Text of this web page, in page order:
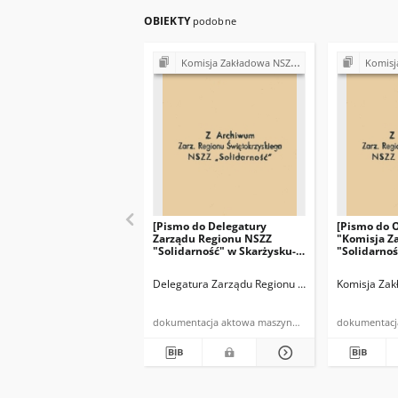
OBIEKTY podobne
Komisja Zakładowa NSZZ "Solidarność" przy Rejonowym Przedsiębiorstwie Gospodarki Mieszkaniowej w Skarżysku-Kamiennej
[Pismo do Delegatury
Zarządu Regionu NSZZ
"Solidarność" w Skarżysku-
L.dz.102/81 Komisja
Rejonowym
Gospodarki Mieszkaniowej w
Skarżysku-Kam. (…)"
Delegatura Zarządu Regionu NSZZ "Solidarność"
dokumentacja aktowa maszynopis
Komisja Zakładowa NSZZ
[Pismo do
"Komisja
Komisja